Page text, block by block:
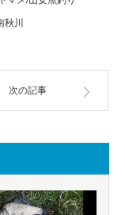
秋川
次の記事